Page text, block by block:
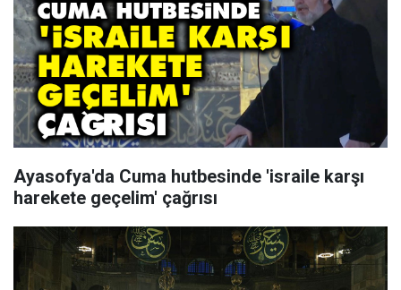
Ayasofya'da Cuma hutbesinde 'israile karşı
harekete geçelim' çağrısı